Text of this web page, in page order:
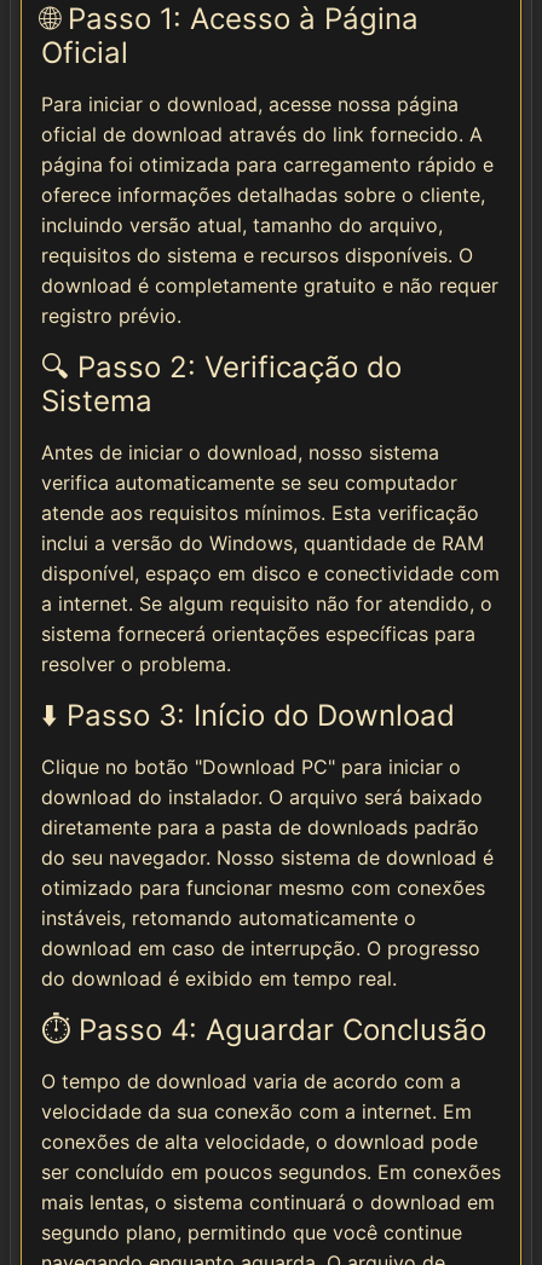
🌐 Passo 1: Acesso à Página
Oficial
Para iniciar o download, acesse nossa página
oficial de download através do link fornecido. A
página foi otimizada para carregamento rápido e
oferece informações detalhadas sobre o cliente,
incluindo versão atual, tamanho do arquivo,
requisitos do sistema e recursos disponíveis. O
download é completamente gratuito e não requer
registro prévio.
🔍 Passo 2: Verificação do
Sistema
Antes de iniciar o download, nosso sistema
verifica automaticamente se seu computador
atende aos requisitos mínimos. Esta verificação
inclui a versão do Windows, quantidade de RAM
disponível, espaço em disco e conectividade com
a internet. Se algum requisito não for atendido, o
sistema fornecerá orientações específicas para
resolver o problema.
⬇️ Passo 3: Início do Download
Clique no botão "Download PC" para iniciar o
download do instalador. O arquivo será baixado
diretamente para a pasta de downloads padrão
do seu navegador. Nosso sistema de download é
otimizado para funcionar mesmo com conexões
instáveis, retomando automaticamente o
download em caso de interrupção. O progresso
do download é exibido em tempo real.
⏱️ Passo 4: Aguardar Conclusão
O tempo de download varia de acordo com a
velocidade da sua conexão com a internet. Em
conexões de alta velocidade, o download pode
ser concluído em poucos segundos. Em conexões
mais lentas, o sistema continuará o download em
segundo plano, permitindo que você continue